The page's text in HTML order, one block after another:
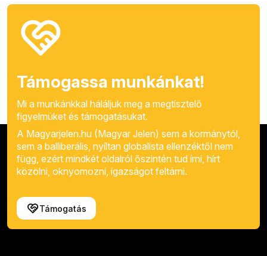
Támogassa munkánkat!
Mi a munkánkkal háláljuk meg a megtisztelő
figyelmüket és támogatásukat.
A Magyarjelen.hu (Magyar Jelen) sem a kormánytól,
sem a balliberális, nyíltan globalista ellenzéktől nem
függ, ezért mindkét oldalról őszintén tud írni, hírt
közölni, oknyomozni, igazságot feltárni.
Támogatás